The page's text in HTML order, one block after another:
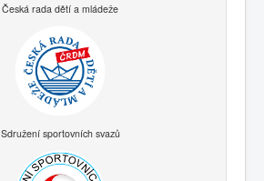
Česká rada dětí a mládeže
Sdružení sportovních svazů